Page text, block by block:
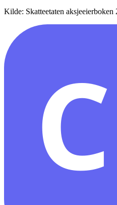
Kilde: Skatteetaten aksjeeierboken